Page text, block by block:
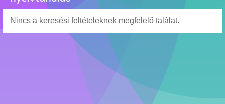
Nincs a keresési feltételeknek megfelelő találat.